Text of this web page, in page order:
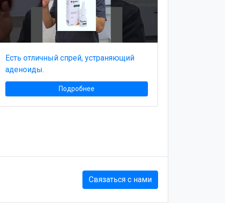
Есть отличный спрей, устраняющий
аденоиды.
Подробнее
Связаться с нами